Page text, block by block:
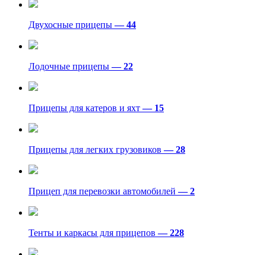
Двухосные прицепы— 44
Лодочные прицепы— 22
Прицепы для катеров и яхт— 15
Прицепы для легких грузовиков— 28
Прицеп для перевозки автомобилей— 2
Тенты и каркасы для прицепов— 228